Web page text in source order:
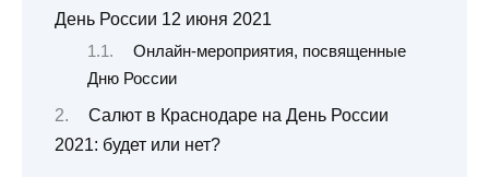
День России 12 июня 2021
Онлайн-мероприятия, посвященные
Дню России
Салют в Краснодаре на День России
2021: будет или нет?